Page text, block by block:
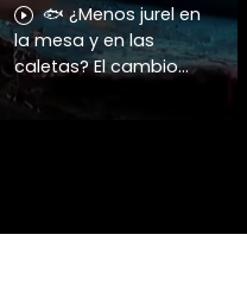
🐟 ¿Menos jurel en
la mesa y en las
caletas? El cambio
climático y El Niño
alteran las aguas